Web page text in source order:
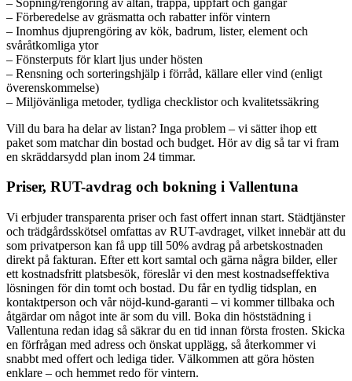
– Förberedelse av gräsmatta och rabatter inför vintern
– Inomhus djuprengöring av kök, badrum, lister, element och
svåråtkomliga ytor
– Fönsterputs för klart ljus under hösten
– Rensning och sorteringshjälp i förråd, källare eller vind (enligt
överenskommelse)
– Miljövänliga metoder, tydliga check­listor och kvalitetssäkring
Vill du bara ha delar av listan? Inga problem – vi sätter ihop ett
paket som matchar din bostad och budget. Hör av dig så tar vi fram
en skräddarsydd plan inom 24 timmar.
Priser, RUT-avdrag och bokning i Vallentuna
Vi erbjuder transparenta priser och fast offert innan start. Städtjänster
och trädgårdsskötsel omfattas av RUT-avdraget, vilket innebär att du
som privatperson kan få upp till 50% avdrag på arbetskostnaden
direkt på fakturan. Efter ett kort samtal och gärna några bilder, eller
ett kostnadsfritt platsbesök, föreslår vi den mest kostnadseffektiva
lösningen för din tomt och bostad. Du får en tydlig tidsplan, en
kontaktperson och vår nöjd-kund-garanti – vi kommer tillbaka och
åtgärdar om något inte är som du vill. Boka din höststädning i
Vallentuna redan idag så säkrar du en tid innan första frosten. Skicka
en förfrågan med adress och önskat upplägg, så återkommer vi
snabbt med offert och lediga tider. Välkommen att göra hösten
enklare – och hemmet redo för vintern.